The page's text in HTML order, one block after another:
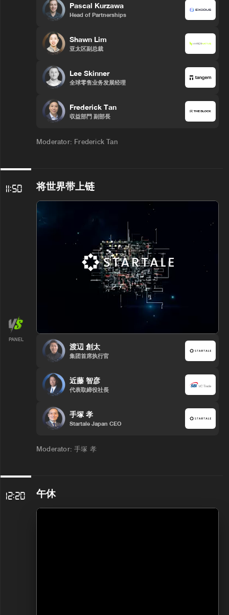
Pascal Kurzawa
Head of Partnerships
Shawn Lim
亚太区副总裁
Lee Skinner
全球零售业务发展经理
Frederick Tan
収益部門 副部長
Moderator: Frederick Tan
11:50
PANEL
将世界带上链
渡辺 創太
集团首席执行官
近藤 智彦
代表取締役社長
手塚 孝
Startale Japan CEO
Moderator: 手塚 孝
12:20 午休